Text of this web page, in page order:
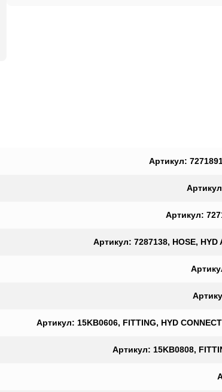
Артикул:
Артикул:
Артикул: 7287138, HOSE, HYD
Артикул: 15KB0606, FITTING, HYD
Артикул: 15KB0808,